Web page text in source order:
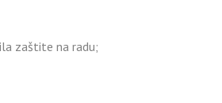
zaštite na radu;